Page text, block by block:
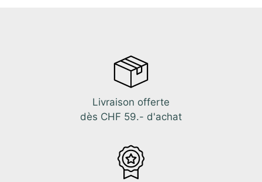
Livraison offerte
dès CHF 59.- d'achat